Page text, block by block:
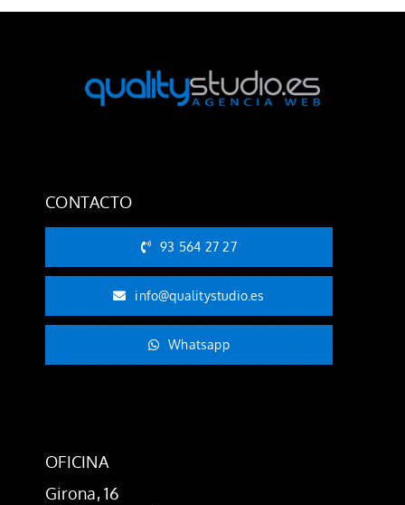
CONTACTO
93 564 27 27
info@qualitystudio.es
Whatsapp
OFICINA
Girona, 16